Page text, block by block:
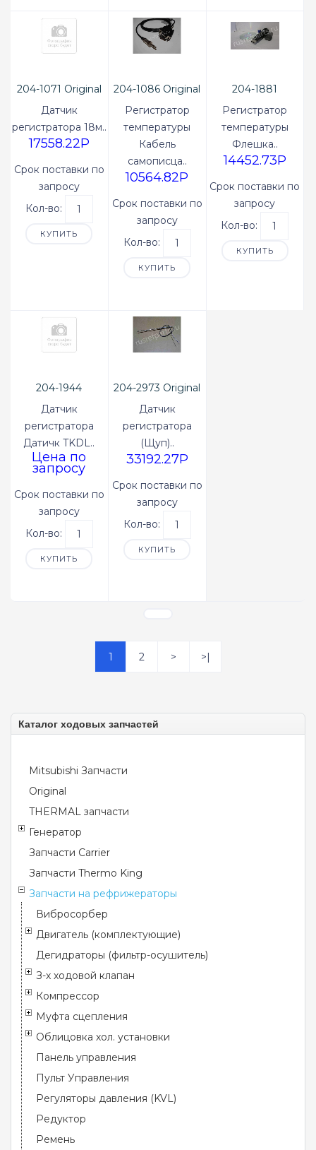
204-1071 Original
Датчик
регистратора 18м..
17558.22P
Срок поставки по
запросу
Кол-во:
КУПИТЬ
204-1086 Original
Регистратор
температуры
Кабель
самописца..
10564.82P
Срок поставки по
запросу
Кол-во:
КУПИТЬ
204-1881
Регистратор
температуры
Флешка..
14452.73P
Срок поставки по
запросу
Кол-во:
КУПИТЬ
204-1944
Датчик
регистратора
Датичк TKDL..
Цена по
запросу
Срок поставки по
запросу
Кол-во:
КУПИТЬ
204-2973 Original
Датчик
регистратора
(Щуп)..
33192.27P
Срок поставки по
запросу
Кол-во:
КУПИТЬ
1 2 > >|
Каталог ходовых запчастей
Mitsubishi Запчасти
Original
THERMAL запчасти
Генератор
Запчасти Carrier
Запчасти Thermo King
Запчасти на рефрижераторы
Вибросорбер
Двигатель (комплектующие)
Дегидраторы (фильтр-осушитель)
З-х ходовой клапан
Компрессор
Муфта сцепления
Облицовка хол. установки
Панель управления
Пульт Управления
Регуляторы давления (KVL)
Редуктор
Ремень